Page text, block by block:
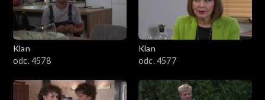
701–800
601–700
501–600
401–500
Klan
odc. 4578
Klan
odc. 4577